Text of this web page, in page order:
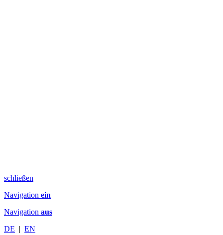
schließen
Navigation ein
Navigation aus
DE | EN